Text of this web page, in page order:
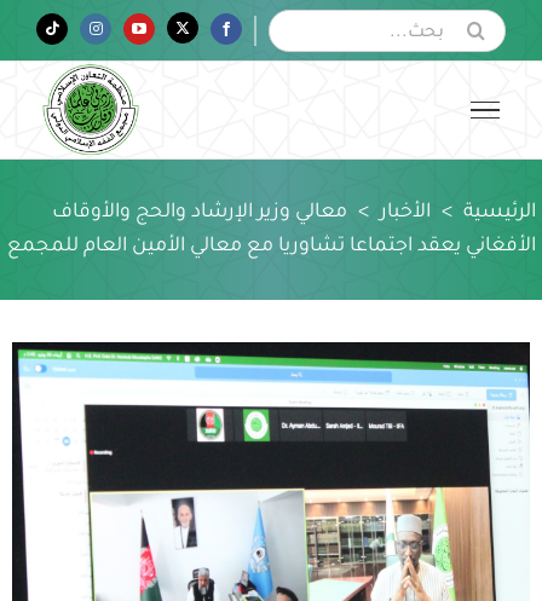
البحث
عن:
Facebook
Twitter
YouTube
Instagram
Tiktok
الرئيسية > الأخبار > معالي وزير الإرشاد والحج والأوقاف
الأفغاني يعقد اجتماعا تشاوريا مع معالي الأمين العام للمجمع